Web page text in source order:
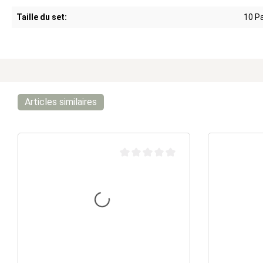
Taille du set: 10
Articles similaires